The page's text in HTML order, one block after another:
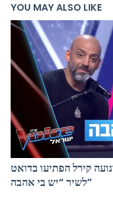
YOU MAY ALSO LIKE
קירל הפתיעו בדואט
לשיר “יש בי אהבה”